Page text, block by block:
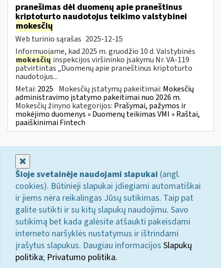
pranešimas dėl duomenų apie praneštinus
kriptoturto naudotojus teikimo valstybinei
mokesčių
Web turinio sąrašas 2025-12-15
Informuojame, kad 2025 m. gruodžio 10 d. Valstybinės
mokesčių inspekcijos viršininko įsakymu Nr. VA-119
patvirtintas „Duomenų apie praneštinus kriptoturto
naudotojus...
Metai: 2025 Mokesčių įstatymų pakeitimai: Mokesčių
administravimo įstatymo pakeitimai nuo 2026 m.
Mokesčių žinyno kategorijos: Prašymai, pažymos ir
mokėjimo duomenys » Duomenų teikimas VMI » Raštai,
paaiškinimai Fintech
Šioje svetainėje naudojami slapukai (angl.
cookies). Būtinieji slapukai įdiegiami automatiškai
ir jiems nėra reikalingas Jūsų sutikimas. Taip pat
galite sutikti ir su kitų slapukų naudojimu. Savo
sutikimą bet kada galėsite atšaukti pakeisdami
interneto naršyklės nustatymus ir ištrindami
įrašytus slapukus. Daugiau informacijos Slapukų
politika; Privatumo politika.